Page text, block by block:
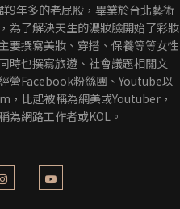
9年多的老屁股，畢業於台北藝術
為了解決天生的濃妝臉開始了彩妝
要撰寫美妝、穿搭、保養等等女性
時也撰寫旅遊、社會議題相關文
營Facebook粉絲團、Youtube以
，比起被稱為網美或Youtuber，
為網路工作者或KOL。